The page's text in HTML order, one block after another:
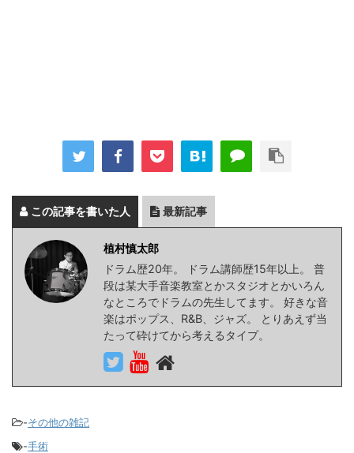
この記事を書いた人 最新記事
植村慎太郎
ドラム歴20年。 ドラム講師歴15年以上。 普
段は某大手音楽教室とかスタジオとかいろん
なところでドラムの先生してます。 好きな音
楽はポップス、R&B、ジャズ。 とりあえず当
たって砕けてから考えるタイプ。
-その他の雑記
-手術